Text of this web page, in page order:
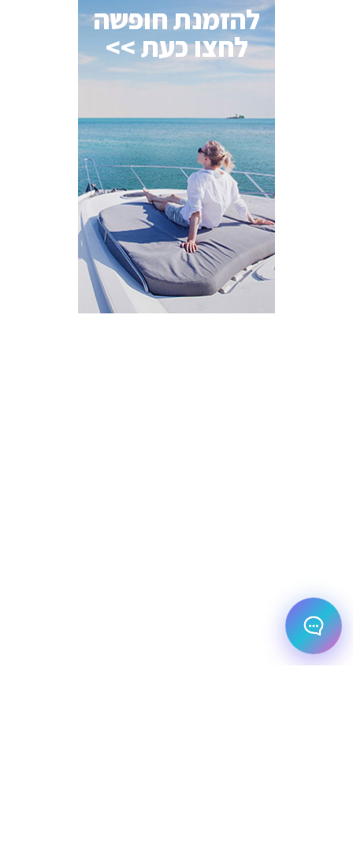
להזמנת חופשה
לחצו כעת >>
AI Assistant
איך אפשר לעזור?
בחר אחת מהאפשרויות.